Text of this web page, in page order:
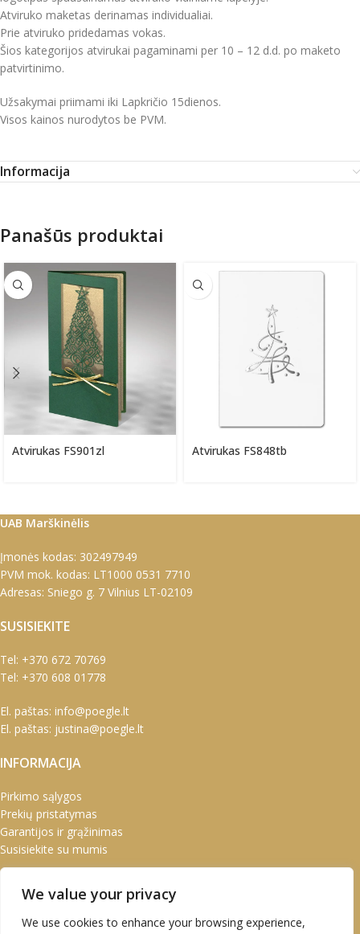
We value your privacy
We use cookies to enhance your browsing experience,
Atviruko maketas derinamas individualiai.
Prie atviruko pridedamas vokas.
Šios kategorijos atvirukai pagaminami per 10 – 12 d.d. po maketo
patvirtinimo.
Užsakymai priimami iki Lapkričio 15dienos.
Visos kainos nurodytos be PVM.
Informacija
Panašūs produktai
Atvirukas FS901zl Atvirukas FS848tb
UAB Marškinėlis
Įmonės kodas: 302497949
PVM mok. kodas: LT1000 0531 7710
Adresas: Sniego g. 7 Vilnius LT-02109
SUSISIEKITE
Tel: +370 672 70769
Tel: +370 608 01778
El. paštas: info@poegle.lt
El. paštas: justina@poegle.lt
INFORMACIJA
Pirkimo sąlygos
Prekių pristatymas
Garantijos ir grąžinimas
Susisiekite su mumis
Paskyra